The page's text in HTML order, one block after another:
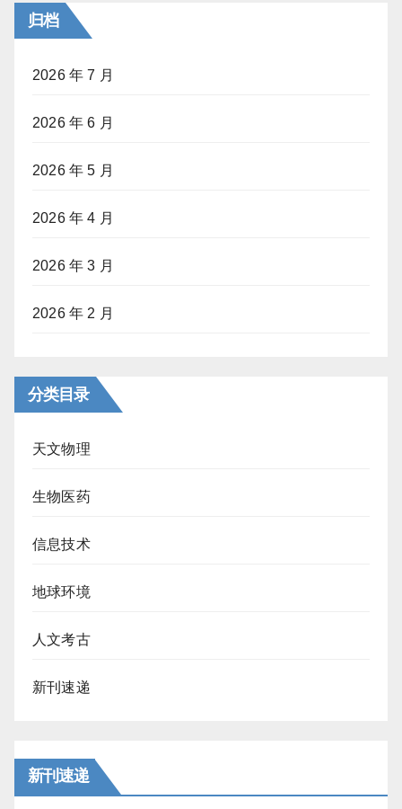
归档
2026 年 7 月
2026 年 6 月
2026 年 5 月
2026 年 4 月
2026 年 3 月
2026 年 2 月
分类目录
天文物理
生物医药
信息技术
地球环境
人文考古
新刊速递
新刊速递